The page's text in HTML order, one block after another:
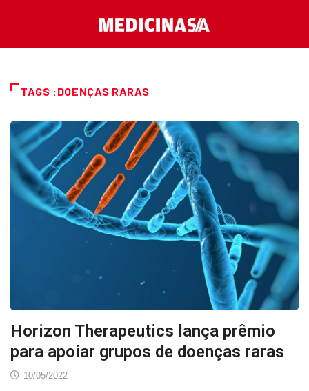
TAGS :DOENÇAS RARAS
Horizon Therapeutics lança prêmio
para apoiar grupos de doenças raras
10/05/2022